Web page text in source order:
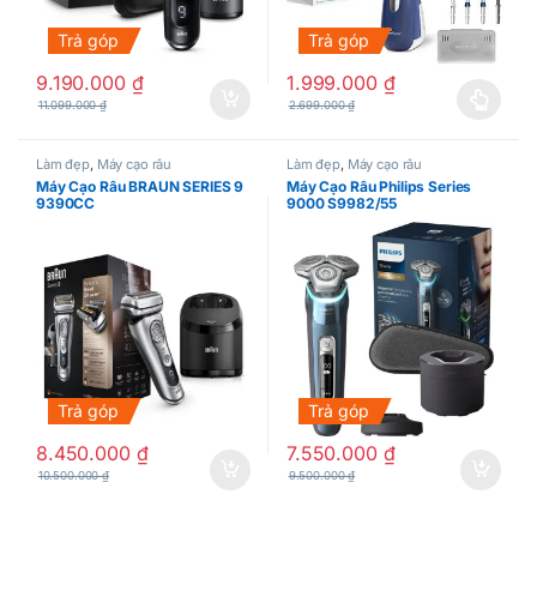
Trả góp
9.190.000 ₫
11.099.000₫
Trả góp
1.999.000 ₫
2.699.000₫
Sản phẩm này có nhiều biến
Làm đẹp, Máy cạo râu
Máy Cạo Râu BRAUN SERIES 9
9390CC
Trả góp
8.450.000 ₫
10.500.000₫
Làm đẹp, Máy cạo râu
Máy Cạo Râu Philips Series
9000 S9982/55
Trả góp
7.550.000 ₫
9.500.000₫